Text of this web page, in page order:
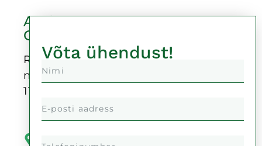
Auricu
OÜ
Reg-
nr:
11378999
Kaupmehe
Võta ühendust!